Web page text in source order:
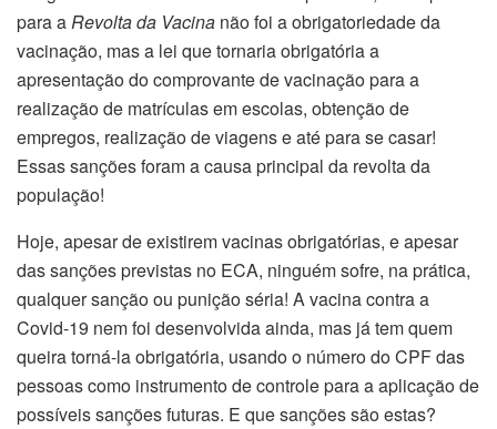
para aRevolta da Vacina não foi a obrigatoriedade da
vacinação, mas a lei que tornaria obrigatória a
apresentação do comprovante de vacinação para a
realização de matrículas em escolas, obtenção de
empregos, realização de viagens e até para se casar!
Essas sanções foram a causa principal da revolta da
população!
Hoje, apesar de existirem vacinas obrigatórias, e apesar
das sanções previstas no ECA, ninguém sofre, na prática,
qualquer sanção ou punição séria! A vacina contra a
Covid-19 nem foi desenvolvida ainda, mas já tem quem
queira torná-la obrigatória, usando o número do CPF das
pessoas como instrumento de controle para a aplicação de
possíveis sanções futuras. E que sanções são estas?